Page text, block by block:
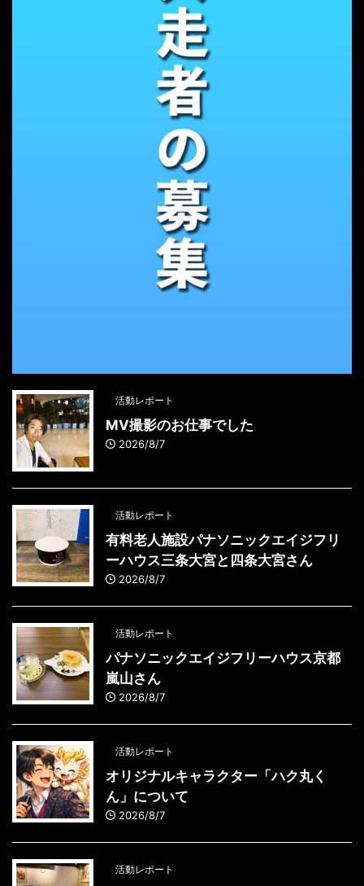
活動レポート
MV撮影のお仕事でした
2026/8/7
活動レポート
有料老人施設パナソニックエイジフリ
ーハウス三条大宮と四条大宮さん
2026/8/7
活動レポート
パナソニックエイジフリーハウス京都
嵐山さん
2026/8/7
活動レポート
オリジナルキャラクター「ハク丸く
ん」について
2026/8/7
活動レポート